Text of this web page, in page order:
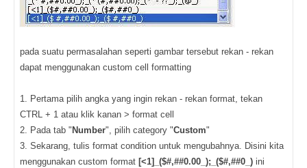
pada suatu permasalahan seperti gambar tersebut rekan - rekan
dapat menggunakan custom cell formatting
1. Pertama pilih angka yang ingin rekan - rekan format, tekan
CTRL + 1 atau klik kanan > format cell
2. Pada tab " Number", pilih category "Custom"
3. Sekarang, tulis format condition untuk mengubahnya. Disini kita
menggunakan custom format [<1]_($#,##0.00_);_($#,##0_) ini